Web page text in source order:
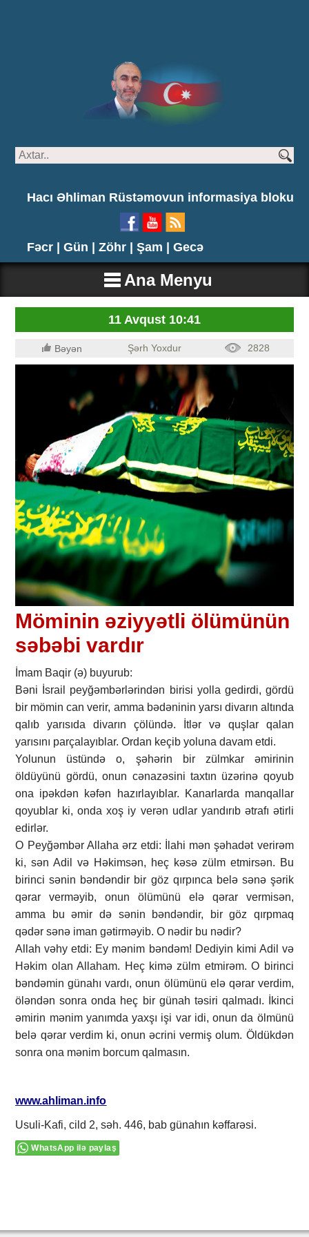
Hacı Əhliman Rüstəmovun informasiya bloku
Fəcr | Gün | Zöhr | Şam | Gecə
Ana Menyu
11 Avqust 10:41
Bəyən Şərh Yoxdur 2828
Möminin əziyyətli ölümünün
səbəbi vardır
İmam Baqir (ə) buyurub:
Bəni İsrail peyğəmbərlərindən birisi yolla gedirdi, gördü
bir mömin can verir, amma bədəninin yarsı divarın altında
qalıb yarısıda divarın çölündə. İtlər və quşlar qalan
yarısını parçalayıblar. Ordan keçib yoluna davam etdi.
Yolunun üstündə o, şəhərin bir zülmkar əmirinin
öldüyünü gördü, onun cənazəsini taxtın üzərinə qoyub
ona ipəkdən kəfən hazırlayıblar. Kanarlarda manqallar
qoyublar ki, onda xoş iy verən udlar yandırıb ətrafı ətirli
edirlər.
O Peyğəmbər Allaha ərz etdi: İlahi mən şəhadət verirəm
ki, sən Adil və Həkimsən, heç kəsə zülm etmirsən. Bu
birinci sənin bəndəndir bir göz qırpınca belə sənə şərik
qərar verməyib, onun ölümünü elə qərar vermisən,
amma bu əmir də sənin bəndəndir, bir göz qırpmaq
qədər sənə iman gətirməyib. O nədir bu nədir?
Allah vəhy etdi: Ey mənim bəndəm! Dediyin kimi Adil və
Həkim olan Allaham. Heç kimə zülm etmirəm. O birinci
bəndəmin günahı vardı, onun ölümünü elə qərar verdim,
öləndən sonra onda heç bir günah təsiri qalmadı. İkinci
əmirin mənim yanımda yaxşı işi var idi, onun da ölmünü
belə qərar verdim ki, onun əcrini vermiş olum. Öldükdən
sonra ona mənim borcum qalmasın.
www.ahliman.info
Usuli-Kafi, cild 2, səh. 446, bab günahın kəffarəsi.
WhatsApp ilə paylaş